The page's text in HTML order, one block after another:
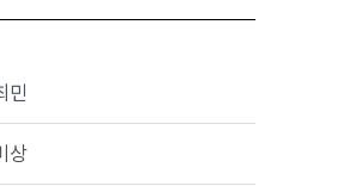
민
상